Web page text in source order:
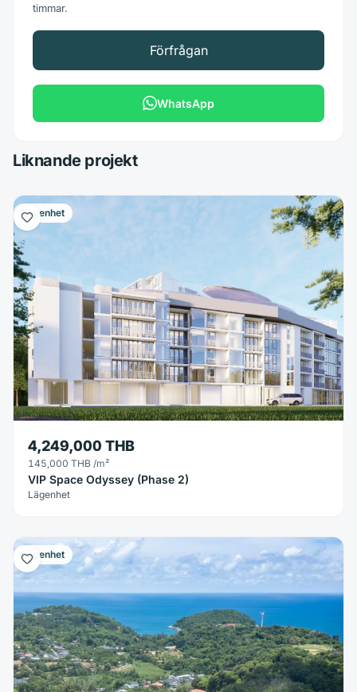
timmar.
Förfrågan
WhatsApp
Liknande projekt
Lägenhet
4,249,000 THB
145,000 THB /m²
VIP Space Odyssey (Phase 2)
Lägenhet
Lägenhet